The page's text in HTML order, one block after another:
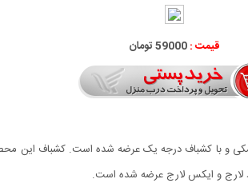
قیمت :59000 تومان
و با کشباف درجه یک عرضه شده است. کشباف این
لارج و ایکس لارج عرضه شده است.